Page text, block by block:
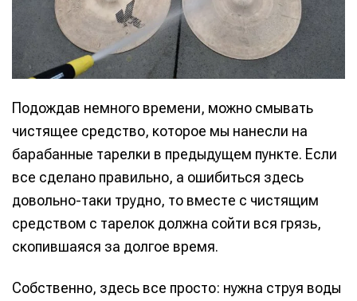
Подождав немного времени, можно смывать
чистящее средство, которое мы нанесли на
барабанные тарелки в предыдущем пункте. Если
все сделано правильно, а ошибиться здесь
довольно-таки трудно, то вместе с чистящим
средством с тарелок должна сойти вся грязь,
скопившаяся за долгое время.
Собственно, здесь все просто: нужна струя воды